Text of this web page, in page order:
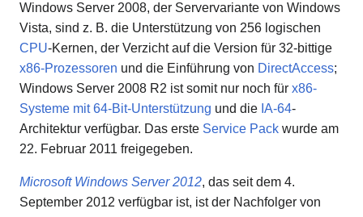
Windows Server 2008, der Servervariante von Windows
Vista, sind z. B. die Unterstützung von 256 logischen
CPU-Kernen, der Verzicht auf die Version für 32-bittige
x86-Prozessoren und die Einführung von DirectAccess;
Windows Server 2008 R2 ist somit nur noch für x86-
Systeme mit 64-Bit-Unterstützung und die IA-64-
Architektur verfügbar. Das erste Service Pack wurde am
22. Februar 2011 freigegeben.
Microsoft Windows Server 2012, das seit dem 4.
September 2012 verfügbar ist, ist der Nachfolger von